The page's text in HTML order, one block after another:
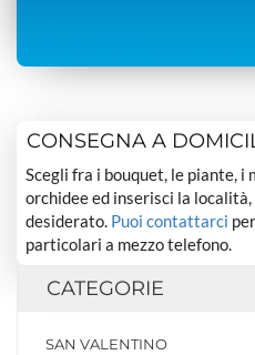
CONSEGNA A
Scegli fra i bouquet, le piante, i
orchidee ed inserisci la località,
desiderato. Puoi contattarci
particolari a mezzo telefono.
CATEGORIE
SAN VALENTINO